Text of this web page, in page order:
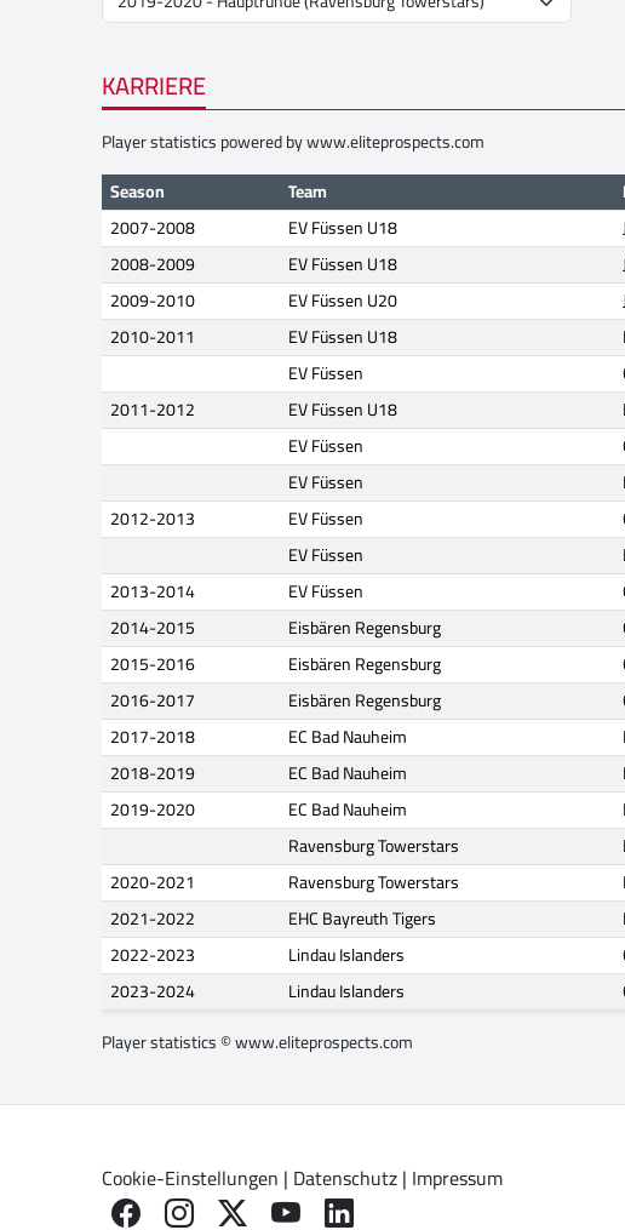
KARRIERE
Player statistics powered bywww.eliteprospects.com
Season
Team
2007-2008
EV Füssen U18
2008-2009
EV Füssen U18
2009-2010
EV Füssen U20
2010-2011
EV Füssen U18
EV Füssen
2011-2012
EV Füssen U18
EV Füssen
EV Füssen
2012-2013
EV Füssen
EV Füssen
2013-2014
EV Füssen
2014-2015
Eisbären Regensburg
2015-2016
Eisbären Regensburg
2016-2017
Eisbären Regensburg
2017-2018
EC Bad Nauheim
2018-2019
EC Bad Nauheim
2019-2020
EC Bad Nauheim
Ravensburg Towerstars
2020-2021
Ravensburg Towerstars
2021-2022
EHC Bayreuth Tigers
2022-2023
Lindau Islanders
2023-2024
Lindau Islanders
Player statistics ©www.eliteprospects.com
Cookie-Einstellungen | Datenschutz| Impressum